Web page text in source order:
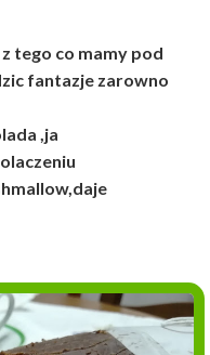
tego co mamy pod
fantazje zarowno
,ja